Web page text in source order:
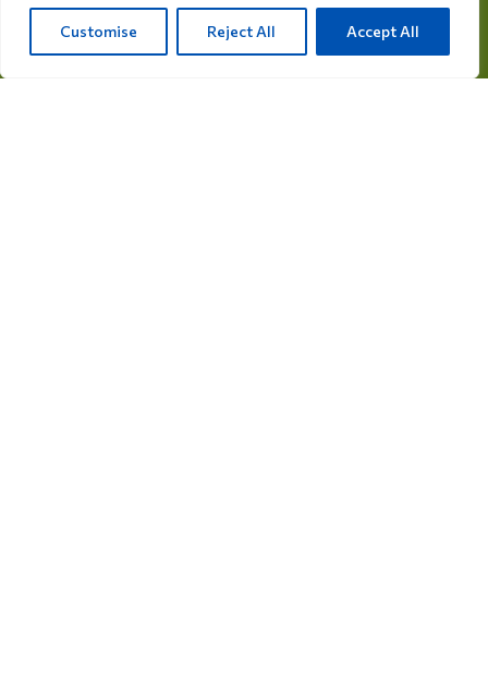
Customise Reject All Accept All
appassionato di uccelli.
Rijksweg 28a, 7975 RT Uffelte, Netherlands